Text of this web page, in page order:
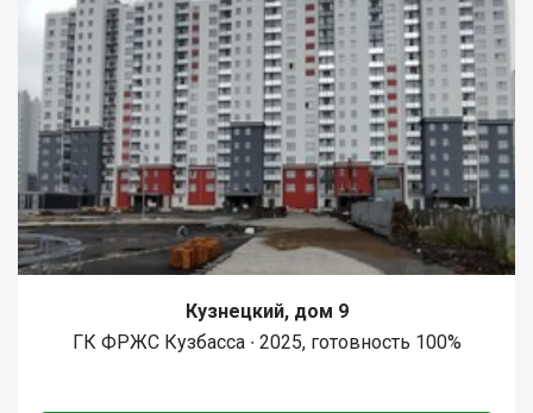
Кузнецкий, дом 9
ГК ФРЖС Кузбасса ∙ 2025, готовность 100%